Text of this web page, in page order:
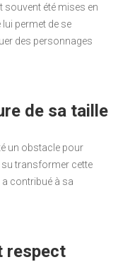
souvent été mises en
permet de se
des personnages
de sa taille
un obstacle pour
su transformer cette
contribué à sa
respect